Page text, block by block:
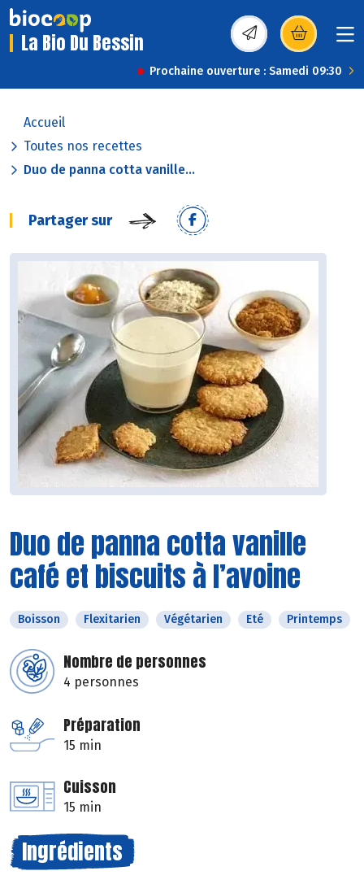
La Bio Du Bessin (s’ouvre dans une
Prochaine ouverture : Samedi 09:30
Accueil
Toutes nos recettes
Duo de panna cotta vanille...
Partager sur
Duo de panna cotta vanille
café et biscuits à l’avoine
Boisson Flexitarien Végétarien Eté Printemps
Nombre de personnes
4 personnes
Préparation
15 min
Cuisson
15 min
Ingrédients